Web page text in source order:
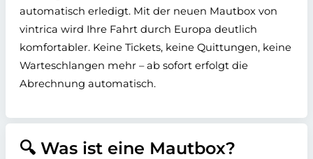
automatisch erledigt. Mit der neuen Mautbox von
vintrica wird Ihre Fahrt durch Europa deutlich
komfortabler. Keine Tickets, keine Quittungen, keine
Warteschlangen mehr – ab sofort erfolgt die
Abrechnung automatisch.
🔍 Was ist eine Mautbox?